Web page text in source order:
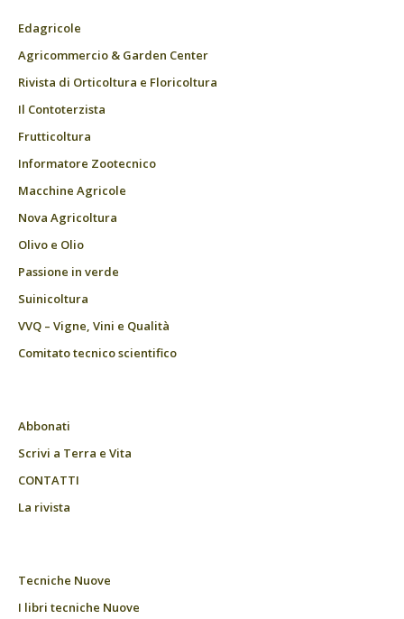
Edagricole
Agricommercio & Garden Center
Rivista di Orticoltura e Floricoltura
Il Contoterzista
Frutticoltura
Informatore Zootecnico
Macchine Agricole
Nova Agricoltura
Olivo e Olio
Passione in verde
Suinicoltura
VVQ – Vigne, Vini e Qualità
Comitato tecnico scientifico
Abbonati
Scrivi a Terra e Vita
CONTATTI
La rivista
Tecniche Nuove
I libri tecniche Nuove